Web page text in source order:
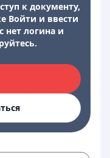
к документу,
Войти и ввести
нет логина и